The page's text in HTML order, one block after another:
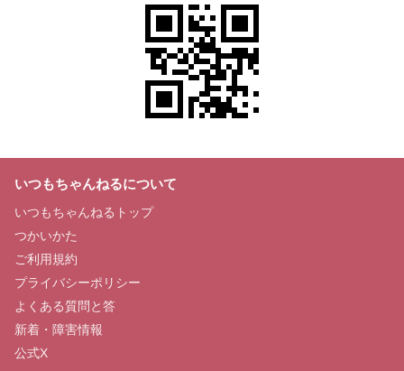
いつもちゃんねるについて
いつもちゃんねるトップ
つかいかた
ご利用規約
プライバシーポリシー
よくある質問と答
新着・障害情報
公式X